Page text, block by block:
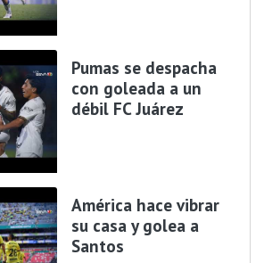
Pumas se despacha
con goleada a un
débil FC Juárez
América hace vibrar
su casa y golea a
Santos